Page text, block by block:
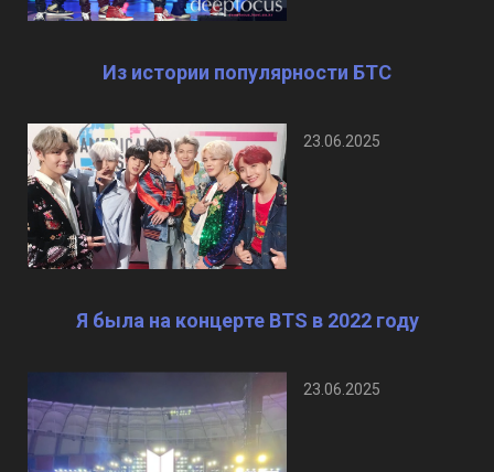
Из истории популярности БТС
23.06.2025
Я была на концерте BTS в 2022 году
23.06.2025